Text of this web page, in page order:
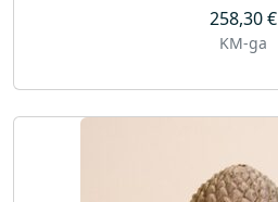
258,30€
KM-ga